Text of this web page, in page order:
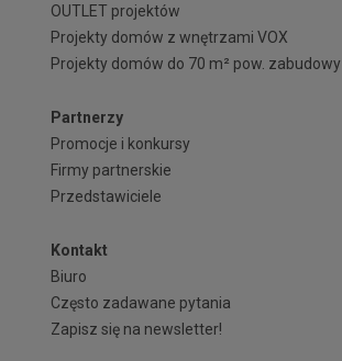
OUTLET projektów
Projekty domów z wnętrzami VOX
Projekty domów do 70 m² pow. zabudowy
Partnerzy
Promocje i konkursy
Firmy partnerskie
Przedstawiciele
Kontakt
Biuro
Często zadawane pytania
Zapisz się na newsletter!